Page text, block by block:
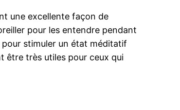
une excellente façon de
pour les entendre pendant
pour stimuler un état méditatif
être très utiles pour ceux qui